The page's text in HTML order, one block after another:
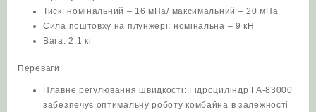
Тиск: номінальний – 16 мПа/ максимальний – 20 мПа
Сила поштовху на плунжері: номінальна – 9 кН
Вага: 2.1 кг
Переваги:
Плавне регулювання швидкості: Гідроциліндр ГА-83000
забезпечує оптимальну роботу комбайна в залежності